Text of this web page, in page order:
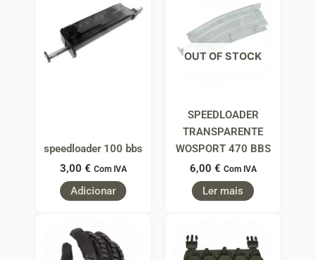
speedloader 100 bbs
3,00 € Com IVA
Adicionar
OUT OF STOCK
SPEEDLOADER
TRANSPARENTE
WOSPORT 470 BBS
6,00 € Com IVA
Ler mais